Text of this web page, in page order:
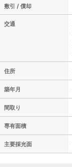
敷引 / 償却
交通
住所
築年月
間取り
専有面積
主要採光面